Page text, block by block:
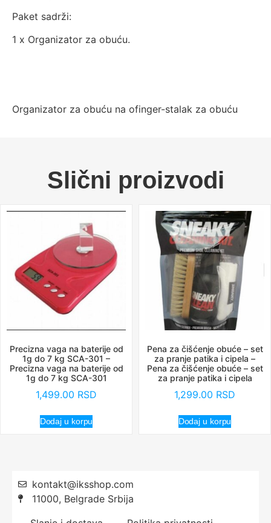
Paket sadrži:
1 x Organizator za obuću.
Organizator za obuću na ofinger-stalak za obuću
Slični proizvodi
Precizna vaga na baterije od
1g do 7 kg SCA-301 –
Precizna vaga na baterije od
1g do 7 kg SCA-301
1,499.00 RSD
Dodaj u korpu
Pena za čišćenje obuće – set
za pranje patika i cipela –
Pena za čišćenje obuće – set
za pranje patika i cipela
1,299.00 RSD
Dodaj u korpu
kontakt@iksshop.com
11000, Belgrade Srbija